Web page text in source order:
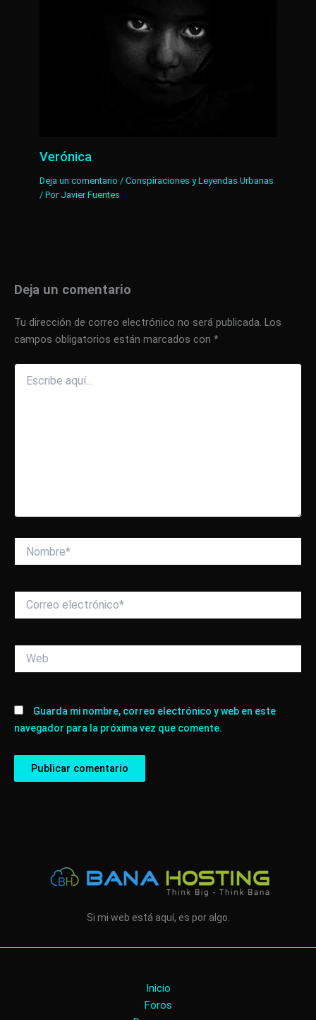
Verónica
Deja un comentario /Conspiraciones y Leyendas Urbanas
/ Por Javier Fuentes
Deja un comentario
Tu dirección de correo electrónico no será publicada. Los
campos obligatorios están marcados con *
Escribe
aquí...
electrónico*
Guarda mi nombre, correo electrónico y web en este
navegador para la próxima vez que comente.
Si mi web está aquí, es por algo.
Inicio
Foros